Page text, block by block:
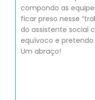
compondo as
ficar preso nesse
do assistente social
equívoco e
Um abraço!